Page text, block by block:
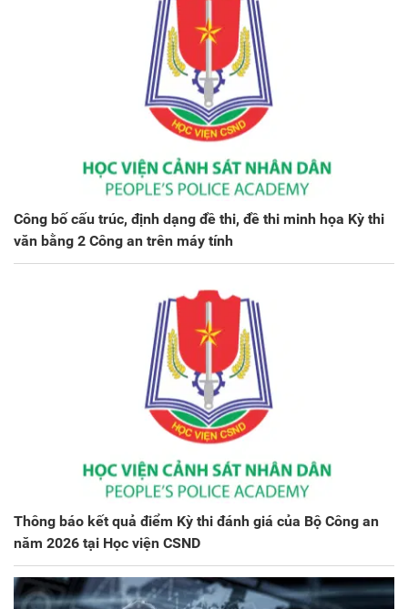
Công bố cấu trúc, định dạng đề thi, đề thi minh họa Kỳ thi
văn bằng 2 Công an trên máy tính
Thông báo kết quả điểm Kỳ thi đánh giá của Bộ Công an
năm 2026 tại Học viện CSND